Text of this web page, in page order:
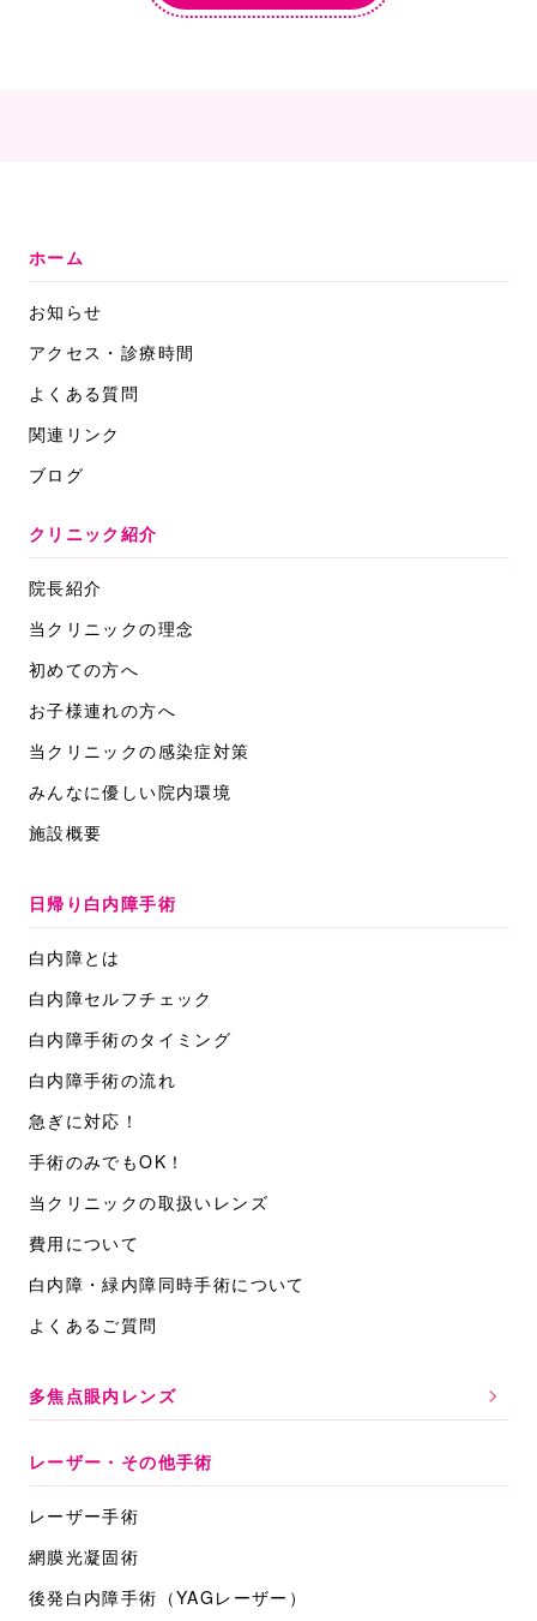
ホーム
お知らせ
アクセス・診療時間
よくある質問
関連リンク
ブログ
クリニック紹介
院長紹介
当クリニックの理念
初めての方へ
お子様連れの方へ
当クリニックの感染症対策
みんなに優しい院内環境
施設概要
日帰り白内障手術
白内障とは
白内障セルフチェック
白内障手術のタイミング
白内障手術の流れ
急ぎに対応！
手術のみでもOK！
当クリニックの取扱いレンズ
費用について
白内障・緑内障同時手術について
よくあるご質問
多焦点眼内レンズ
レーザー・その他手術
レーザー手術
網膜光凝固術
後発白内障手術 （YAGレーザー）